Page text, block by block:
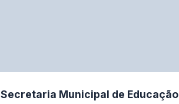
Secretaria Municipal de Educação